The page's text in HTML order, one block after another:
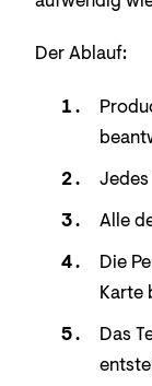
Der Ablauf:
Alle
Die
Karte
Das